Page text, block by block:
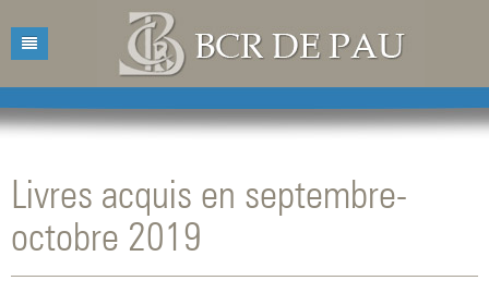
Accueil
Présentation
Horaires d'ouvertures
Catalogue
Catalogue des livres
Acquisitions
Livres acquis en septembre-
octobre 2019